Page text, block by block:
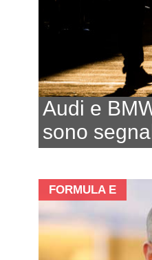
Audi e
sono
FORMULA E